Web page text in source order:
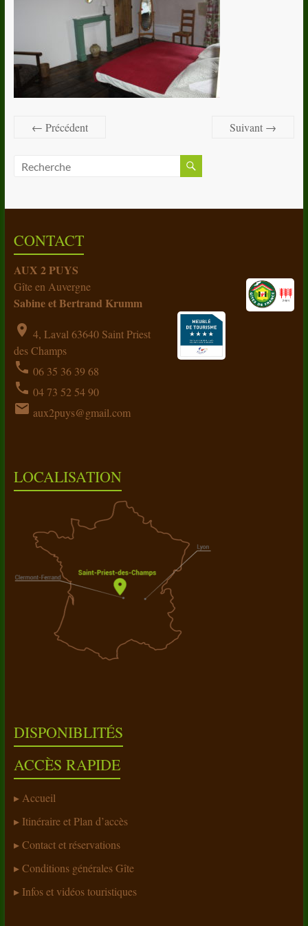
← Précédent Suivant →
CONTACT
AUX 2 PUYS
Gîte en Auvergne
Sabine et Bertrand Krumm
location_on 4, Laval 63640 Saint Priest
des Champs
phone 06 35 36 39 68
phone 04 73 52 54 90
email aux2puys@gmail.com
LOCALISATION
DISPONIBLITÉS
ACCÈS RAPIDE
Accueil
Itinéraire et Plan d’accès
Contact et réservations
Conditions générales Gîte
Infos et vidéos touristiques